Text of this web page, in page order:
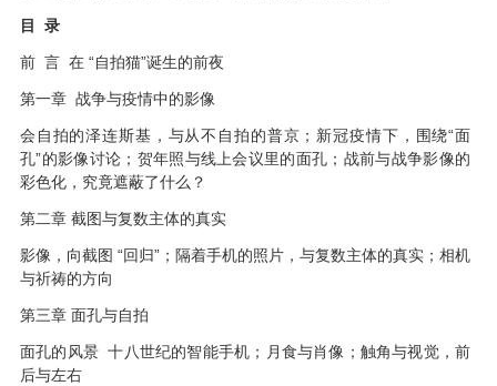
目 录
前 言 在 “自拍猫”诞生的前夜
第一章 战争与疫情中的影像
会自拍的泽连斯基，与从不自拍的普京；新冠疫情下，围绕“面
孔”的影像讨论；贺年照与线上会议里的面孔；战前与战争影像的
彩色化，究竟遮蔽了什么？
第二章 截图与复数主体的真实
影像，向截图 “回归”；隔着手机的照片，与复数主体的真实；相机
与祈祷的方向
第三章 面孔与自拍
面孔的风景 十八世纪的智能手机；月食与肖像；触角与视觉，前
后与左右